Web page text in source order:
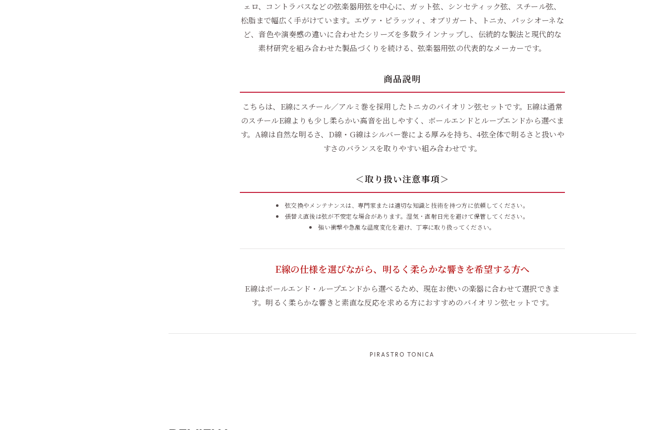
ェロ、コントラバスなどの弦楽器用弦を中心に、ガット弦、シンセティック弦、スチール弦、
松脂まで幅広く手がけています。エヴァ・ピラッツィ、オブリガート、トニカ、パッシオーネな
ど、音色や演奏感の違いに合わせたシリーズを多数ラインナップし、伝統的な製法と現代的な
素材研究を組み合わせた製品づくりを続ける、弦楽器用弦の代表的なメーカーです。
商品説明
こちらは、E線にスチール／アルミ巻を採用したトニカのバイオリン弦セットです。E線は通常
のスチールE線よりも少し柔らかい高音を出しやすく、ボールエンドとループエンドから選べま
す。A線は自然な明るさ、D線・G線はシルバー巻による厚みを持ち、4弦全体で明るさと扱いや
すさのバランスを取りやすい組み合わせです。
＜取り扱い注意事項＞
弦交換やメンテナンスは、専門家または適切な知識と技術を持つ方に依頼してください。
張替え直後は弦が不安定な場合があります。湿気・直射日光を避けて保管してください。
強い衝撃や急激な温度変化を避け、丁寧に取り扱ってください。
E線の仕様を選びながら、明るく柔らかな響きを希望する方へ
E線はボールエンド・ループエンドから選べるため、現在お使いの楽器に合わせて選択できま
す。明るく柔らかな響きと素直な反応を求める方におすすめのバイオリン弦セットです。
PIRASTRO TONICA